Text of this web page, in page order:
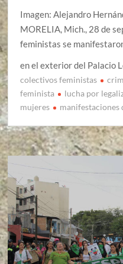
Imagen: Alejandro
MORELIA, Mich., 28 de
feministas se
en el exterior del Palacio
colectivos feministas
feminista
lucha por
mujeres
manifestaciones